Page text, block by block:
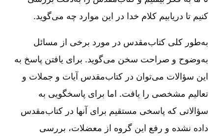
کنیم تا دریابیم کلام خدا در این موارد چه می‌گوید.
به‌‌طور کلی کتاب‌مقدس در مورد برخی از مسائل
به‌وضوح و صراحت سخن می‌گوید. برای یافتن پاسخ به
این سؤالات می‌توان در کتاب‌مقدس آیات و جملات و
تعالیم مشخصی را یافت‌. اما برای پاسخگویی به
سؤالاتی که پاسخی مستقیم برای آنها در کتاب‌مقدس
داده نشده و رفع این گروه از معضلات‌، بررسی